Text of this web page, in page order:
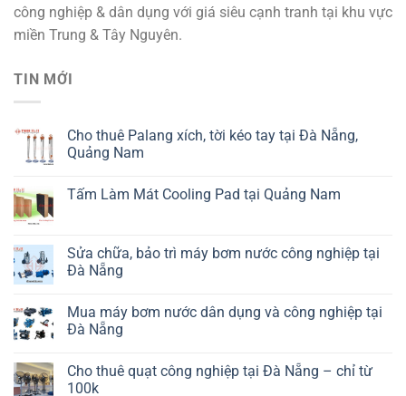
công nghiệp & dân dụng với giá siêu cạnh tranh tại khu vực
miền Trung & Tây Nguyên.
TIN MỚI
Cho thuê Palang xích, tời kéo tay tại Đà Nẵng,
Quảng Nam
Tấm Làm Mát Cooling Pad tại Quảng Nam
Sửa chữa, bảo trì máy bơm nước công nghiệp tại
Đà Nẵng
Mua máy bơm nước dân dụng và công nghiệp tại
Đà Nẵng
Cho thuê quạt công nghiệp tại Đà Nẵng – chỉ từ
100k